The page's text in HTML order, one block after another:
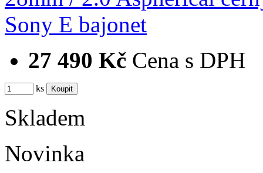
27 490 Kč Cena s DPH
ks
Skladem
Novinka